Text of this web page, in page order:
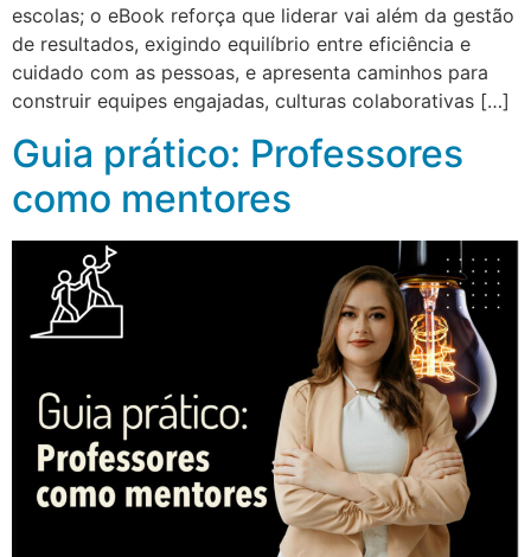
escolas; o eBook reforça que liderar vai além da gestão
de resultados, exigindo equilíbrio entre eficiência e
cuidado com as pessoas, e apresenta caminhos para
construir equipes engajadas, culturas colaborativas […]
Guia prático: Professores
como mentores